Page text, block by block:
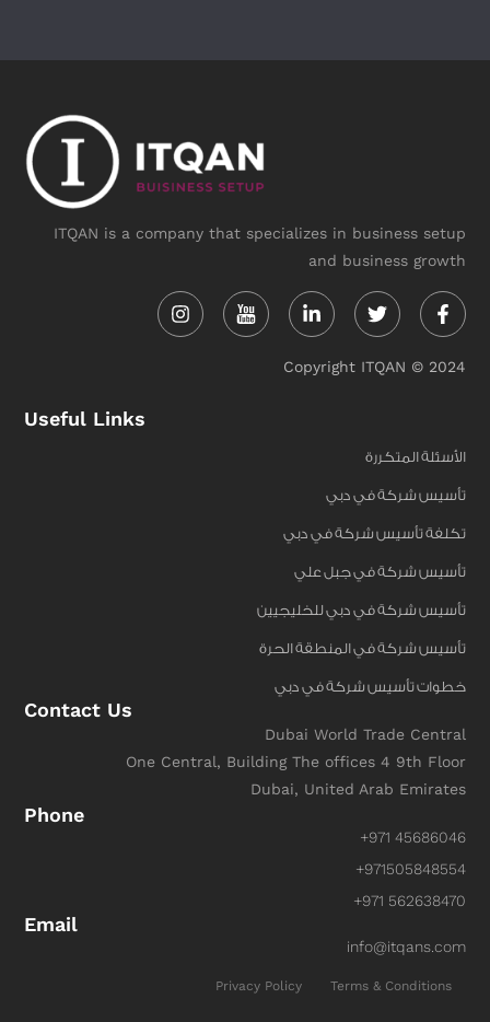
ITQAN is a company that specializes in business setup
and business growth
in f
Copyright ITQAN © 2024
Useful Links
الأسئلة المتكررة
تأسيس شركة في دبي
تكلفة تأسيس شركة في دبي
تأسيس شركة في جبل علي
تأسيس شركة في دبي للخليجيين
تأسيس شركة في المنطقة الحرة
خطوات تأسيس شركة في دبي
Contact Us
Dubai World Trade Central
One Central, Building The offices 4 9th Floor
Dubai, United Arab Emirates
Phone
+971 45686046
+971505848554
+971 562638470
Email
info@itqans.com
Privacy Policy Terms & Conditions